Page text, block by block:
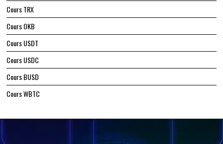
Cours TRX
Cours OKB
Cours USDT
Cours USDC
Cours BUSD
Cours WBTC